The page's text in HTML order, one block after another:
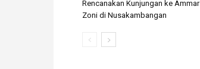
Rencanakan Kunjungan ke Ammar
Zoni di Nusakambangan